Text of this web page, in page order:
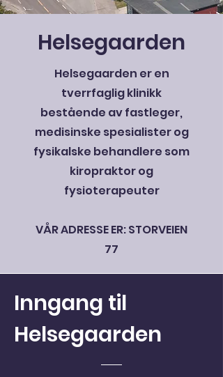
Helsegaarden
Helsegaarden er en
tverrfaglig klinikk
bestående av fastleger,
medisinske spesialister og
fysikalske behandlere som
kiropraktor og
fysioterapeuter
VÅR ADRESSE ER: STORVEIEN
77
Inngang til
Helsegaarden